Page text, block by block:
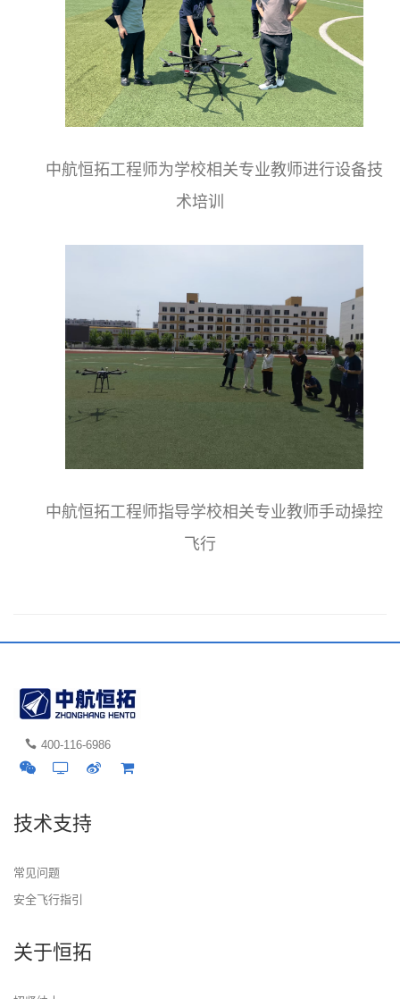
中航恒拓工程师为学校相关专业教师进行设备技
术培训
中航恒拓工程师指导学校相关专业教师手动操控
飞行
400-116-6986
技术支持
常见问题
安全飞行指引
关于恒拓